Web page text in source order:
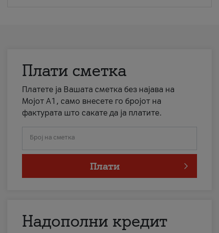
Плати сметка
Платете ја Вашата сметка без најава на
Мојот А1, само внесете го бројот на
фактурата што сакате да ја платите.
Број на сметка
Плати
Надополни кредит